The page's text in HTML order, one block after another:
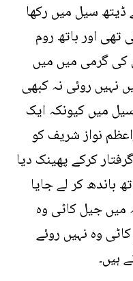
ڈیتھ سیل میں رکھا
اور باتھ روم
کی گرمی میں میں
نہیں روئی نہ کبھی
میں کیونکہ ایک
نواز شریف کو
کرکے پھینک دیا
باندھ کر لے جایا
میں جیل کاٹی وہ
میں جیل کاٹی وہ نہیں روئے
ہیں۔